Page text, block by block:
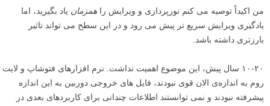
من اکیداً توصیه می کنم نورپردازی و ویرایش را همزمان یاد بگیرید، اما
یادگیری ویرایش سریع تر پیش می رود و در این سطح می تواند تاثیر
بارزتری داشته باشد.
۱۰-۲۰ سال پیش، این موضوع اهمیت نداشت. نرم افزارهای فتوشاپ و لایت
روم به اندازه‌ی الان قوی نبودند، فایل های خروجی دوربین به این اندازه
پیشرفته نبودند و نمی توانستند اطلاعات چندانی برای کاربردهای بعدی در